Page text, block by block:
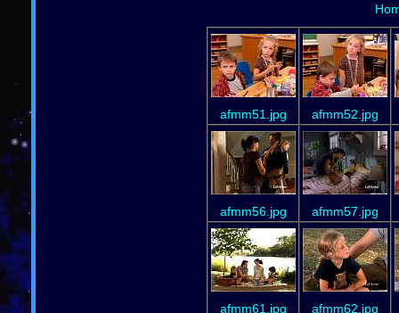
afmm51.jpg afmm52.jpg
afmm56.jpg afmm57.jpg
afmm61.jpg afmm62.jpg